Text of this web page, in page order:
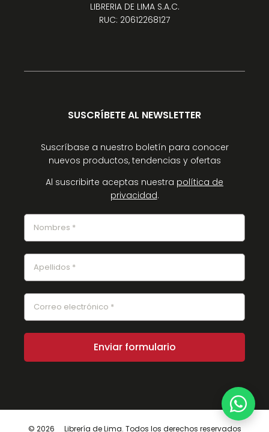
LIBRERIA DE LIMA S.A.C.
RUC: 20612268127
SUSCRÍBETE AL NEWSLETTER
Suscríbase a nuestro boletín para conocer
nuevos productos, tendencias y ofertas
Al suscribirte aceptas nuestra política de
privacidad.
© 2026 Librería de Lima. Todos los derechos reservados